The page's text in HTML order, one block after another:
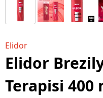
Elidor
Elidor
Terapisi 400